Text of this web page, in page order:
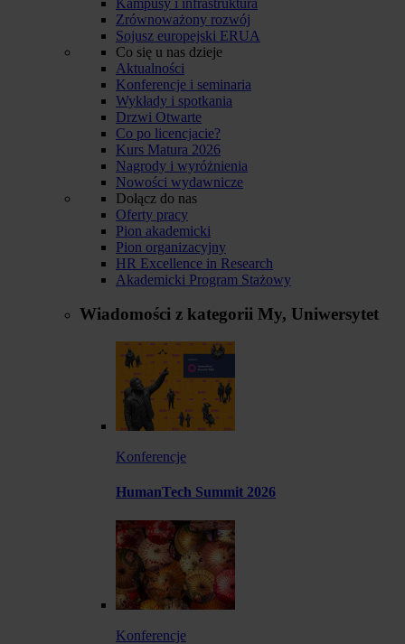
Zrównoważony rozwój
Sojusz europejski ERUA
Co się u nas dzieje
Aktualności
Konferencje i seminaria
Wykłady i spotkania
Drzwi Otwarte
Co po licencjacie?
Kurs Matura 2026
Nagrody i wyróżnienia
Nowości wydawnicze
Dołącz do nas
Oferty pracy
Pion akademicki
Pion organizacyjny
HR Excellence in Research
Akademicki Program Stażowy
Wiadomości z kategorii My, Uniwersytet
Konferencje
HumanTech Summit 2026
Konferencje